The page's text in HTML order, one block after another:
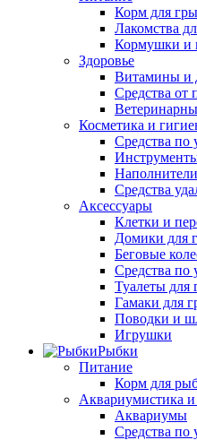
Корм для
Лакомства
Кормушки и
Здоровье
Витамины и
Средства от
Косметика и
Средства по
Средства
Аксессуары
Клетки и
Домики для
Беговые
Средства по
Туалеты для
Гамаки для
Поводки и
Игрушки
Рыбки
Питание
Корм для
Аквариумистика и
Аквариумы
Средства по